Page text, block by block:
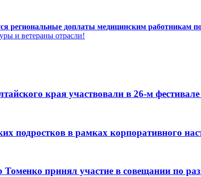
региональные доплаты медицинским работникам
и ветераны отрасли!
края участвовали в 26-м
подростков в рамках корпоративного
принял участие в совещании по